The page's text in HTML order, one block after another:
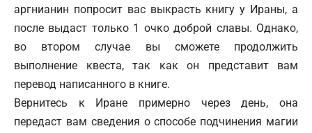
аргнианин попросит вас выкрасть книгу у Ираны, а
после выдаст только 1 очко доброй славы. Однако,
во втором случае вы сможете продолжить
выполнение квеста, так как он представит вам
перевод написанного в книге.
Вернитесь к Иране примерно через день, она
передаст вам сведения о способе подчинения магии